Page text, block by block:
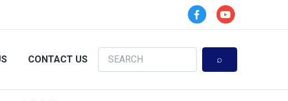
CONTACT US
Search